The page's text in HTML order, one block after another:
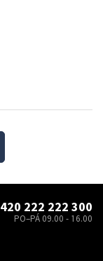
222 222 300
PO–PÁ 09.00 - 16.00